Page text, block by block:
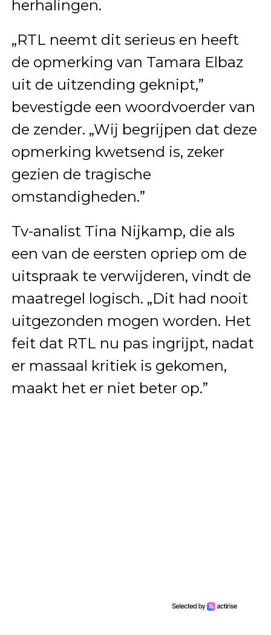
herhalingen.
„RTL neemt dit serieus en heeft
de opmerking van Tamara Elbaz
uit de uitzending geknipt,”
bevestigde een woordvoerder van
de zender. „Wij begrijpen dat deze
opmerking kwetsend is, zeker
gezien de tragische
omstandigheden.”
Tv-analist Tina Nijkamp, die als
een van de eersten opriep om de
uitspraak te verwijderen, vindt de
maatregel logisch. „Dit had nooit
uitgezonden mogen worden. Het
feit dat RTL nu pas ingrijpt, nadat
er massaal kritiek is gekomen,
maakt het er niet beter op.”